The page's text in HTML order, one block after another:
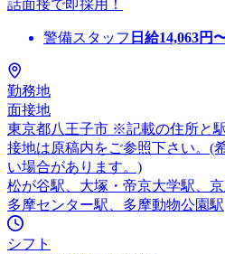
話面接で即採用！
警備スタッフ 日給14,063円
勤務地
面接地
東京都八王子市 ※記載の住所と
接地は原稿内をご参照下さい。(
い場合があります。)
松が谷駅、大塚・帝京大学駅、
多摩センター駅、多摩動物公園駅
シフト